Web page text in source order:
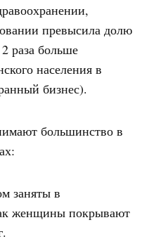
превысила долю
раза больше
населения в
бизнес).
большинство в
заняты в
женщины покрывают